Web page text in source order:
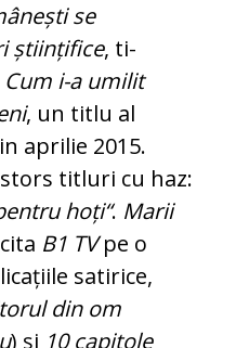
se
științifice, ti­
Cum i-a umilit
, un titlu al
aprilie 2015.
ti­tluri cu haz:
hoți“. Marii
B1 TVpe o
satirice,
din om
) și 10 capitole